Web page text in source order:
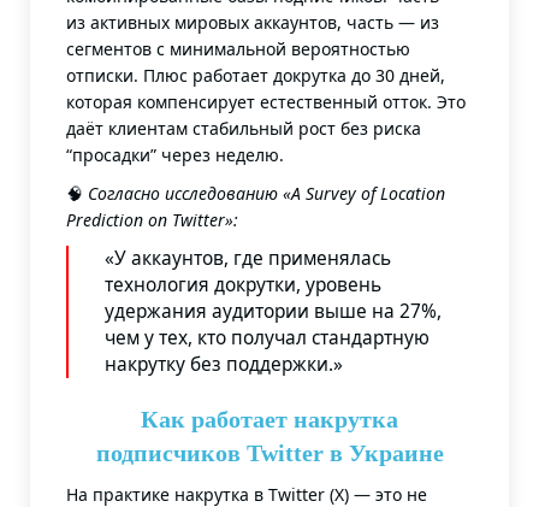
из активных мировых аккаунтов, часть — из
сегментов с минимальной вероятностью
отписки. Плюс работает докрутка до 30 дней,
которая компенсирует естественный отток. Это
даёт клиентам стабильный рост без риска
“просадки” через неделю.
🧠 Согласно исследованию «A Survey of Location
Prediction on Twitter»:
«У аккаунтов, где применялась
технология докрутки, уровень
удержания аудитории выше на 27%,
чем у тех, кто получал стандартную
накрутку без поддержки.»
Как работает накрутка
подписчиков Twitter в Украине
На практике накрутка в Twitter (X) — это не